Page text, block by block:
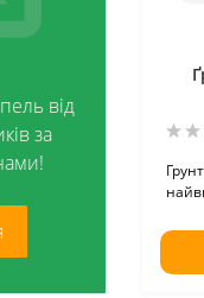
від
за